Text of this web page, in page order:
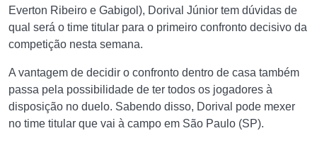
Everton Ribeiro e Gabigol), Dorival Júnior tem dúvidas de
qual será o time titular para o primeiro confronto decisivo da
competição nesta semana.
A vantagem de decidir o confronto dentro de casa também
passa pela possibilidade de ter todos os jogadores à
disposição no duelo. Sabendo disso, Dorival pode mexer
no time titular que vai à campo em São Paulo (SP).